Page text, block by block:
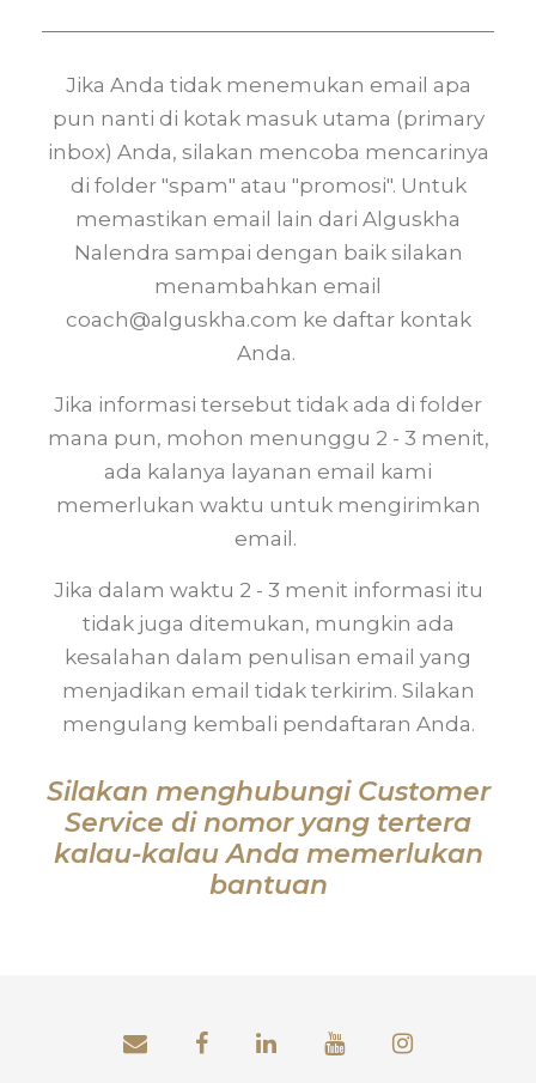
Jika Anda tidak menemukan email apa
pun nanti di kotak masuk utama (primary
inbox) Anda, silakan mencoba mencarinya
di folder "spam" atau "promosi". Untuk
memastikan email lain dari Alguskha
Nalendra sampai dengan baik silakan
menambahkan email
coach@alguskha.com ke daftar kontak
Anda.
Jika informasi tersebut tidak ada di folder
mana pun, mohon menunggu 2 - 3 menit,
ada kalanya layanan email kami
memerlukan waktu untuk mengirimkan
email.
Jika dalam waktu 2 - 3 menit informasi itu
tidak juga ditemukan, mungkin ada
kesalahan dalam penulisan email yang
menjadikan email tidak terkirim. Silakan
mengulang kembali pendaftaran Anda.
Silakan menghubungi Customer
Service di nomor yang tertera
kalau-kalau Anda memerlukan
bantuan